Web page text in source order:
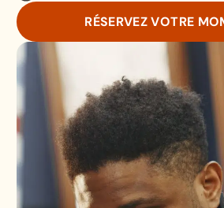
RÉSERVEZ VOTRE